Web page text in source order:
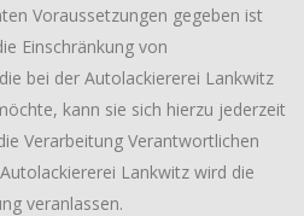
Voraussetzungen gegeben ist
Einschränkung von
bei der Autolackiererei Lankwitz
kann sie sich hierzu jederzeit
Verarbeitung Verantwortlichen
Lankwitz wird die
veranlassen.